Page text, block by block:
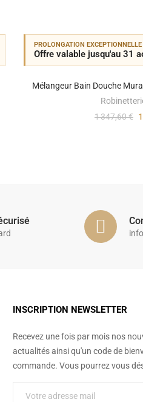
PROLONGATION EXCEPTIONNELLE
Offre valable jusqu'au 31
Mélangeur Bain Douche
1 347,60 €
INSCRIPTION NEWSLETTER
Recevez une fois par mois nos
actualités ainsi qu'un code de
commande. Vous pourrez vous